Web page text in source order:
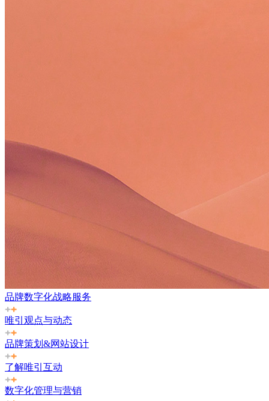
品牌数字化战略服务
唯引观点与动态
品牌策划&网站设计
了解唯引互动
数字化管理与营销